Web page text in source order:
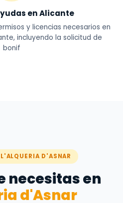
en Alicante
y licencias necesarios en
incluyendo la solicitud de
bonif
D'ASNAR
necesitas en
d'Asnar